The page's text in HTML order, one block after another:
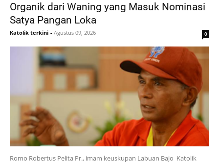
Organik dari Waning yang Masuk Nominasi
Satya Pangan Loka
Katolik terkini - Agustus 09, 2026 0
Romo Robertus Pelita Pr., imam keuskupan Labuan Bajo Katolik